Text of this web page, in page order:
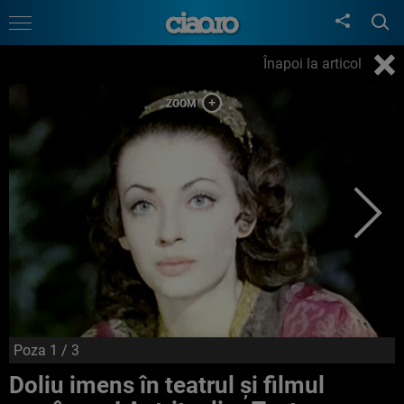
Înapoi la articol
Poza 1 / 3
Doliu imens în teatrul și filmul